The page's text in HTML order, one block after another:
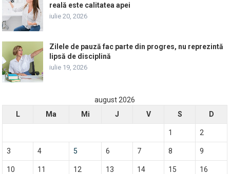
reală este calitatea apei
iulie 20, 2026
Zilele de pauză fac parte din progres, nu reprezintă
lipsă de disciplină
iulie 19, 2026
august 2026
L
Ma Mi J V S D
1 2
3 4 5 6 7 8 9
10 11 12 13 14 15 16